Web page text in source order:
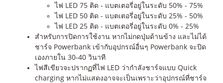
ไฟ LED 75 ติด - แบตเตอรี่อยู่ในระดับ 50% - 75%
ไฟ LED 50 ติด - แบตเตอรี่อยู่ในระดับ 25% - 50%
ไฟ LED 25 ติด - แบตเตอรี่อยู่ในระดับ 0% - 25%
สำหรับการปิดการใช้งาน หากไม่กดปุ่มด้านข้าง และไม่ได้
ชาร์จ Powerbank เข้ากับอุปกรณ์อื่นๆ Powerbank จะปิด
เองภายใน 30-40 วินาที
ไฟสีเขียวจะปรากฏที่ไฟ LED ว่ากำลังชาร์จแบบ Quick
charging หากไม่แสดงอาจจะเป็นเพราะว่าอุปกรณ์ที่ชาร์จ